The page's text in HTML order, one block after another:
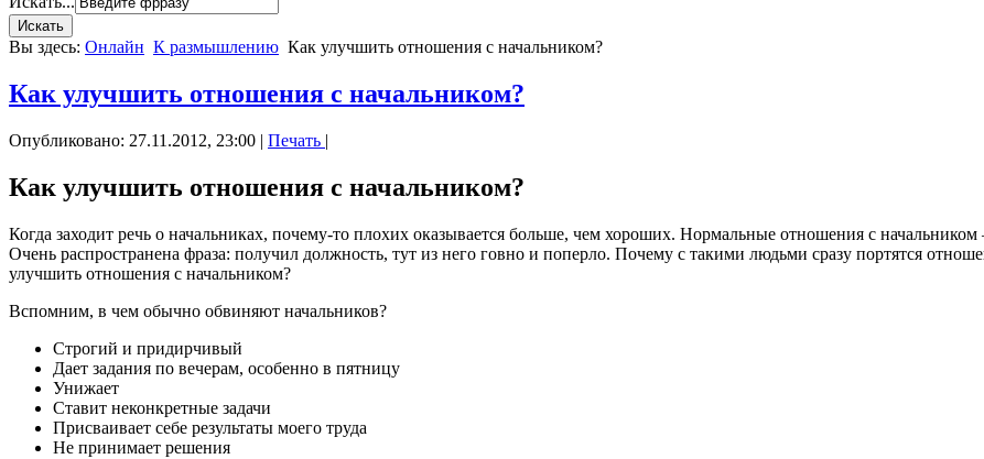
Вы здесь: Онлайн К размышлению Как улучшить отношения с начальником?
Как улучшить отношения с начальником?
Опубликовано: 27.11.2012, 23:00 | Печать |
Как улучшить отношения с начальником?
Когда заходит речь о начальниках, почему-то плохих оказывается больше, чем хороших. Нормальные отношения с начальником
Очень распространена фраза: получил должность, тут из него говно и поперло. Почему с такими людьми сразу портятся
улучшить отношения с начальником?
Вспомним, в чем обычно обвиняют начальников?
Строгий и придирчивый
Дает задания по вечерам, особенно в пятницу
Унижает
Ставит неконкретные задачи
Присваивает себе результаты моего труда
Не принимает решения